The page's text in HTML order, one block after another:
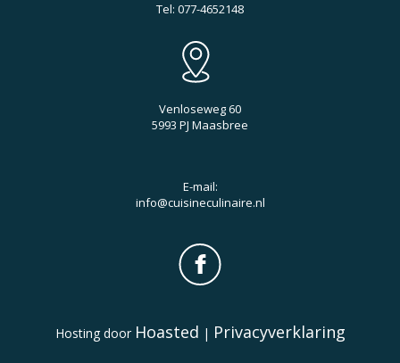
Tel: 077-4652148
Venloseweg 60
5993 PJ Maasbree
E-mail:
info@cuisineculinaire.nl
Hosting door Hoasted | Privacyverklaring